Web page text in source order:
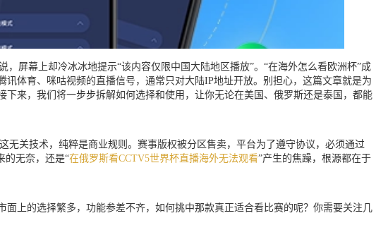
屏幕上却冷冰冰地提示“该内容仅限中国大陆地区播放”。“在海外怎么看欧洲杯”成
体育、咪咕视频的直播信号，通常只对大陆IP地址开放。别担心，这篇文章就是为
来，我们将一步步拆解如何选择和使用，让你无论在美国、俄罗斯还是泰国，都能
关技术，纯粹是商业规则。赛事版权被分区售卖，平台为了遵守协议，必须通过
的无奈，还是“在俄罗斯看CCTV5世界杯直播海外无法观看”产生的焦躁，根源都在于
上的选择繁多，功能参差不齐，如何挑中那款真正适合看比赛的呢？你需要关注几